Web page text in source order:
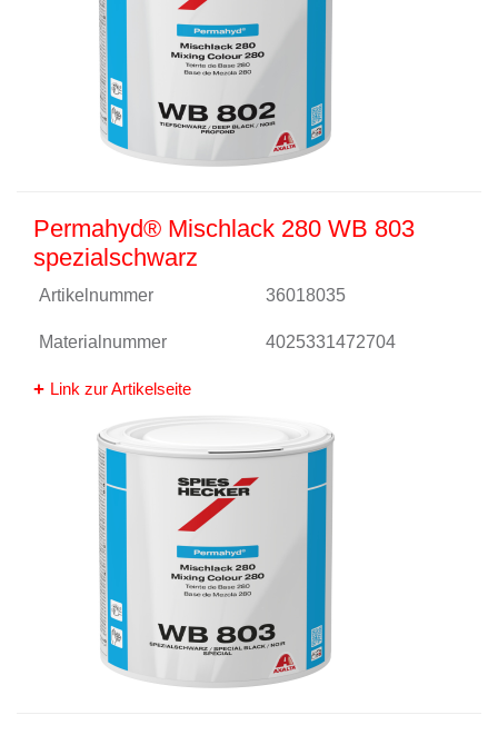
Permahyd® Mischlack 280 WB 803
spezialschwarz
Artikelnummer 36018035
Materialnummer 4025331472704
Link zur Artikelseite